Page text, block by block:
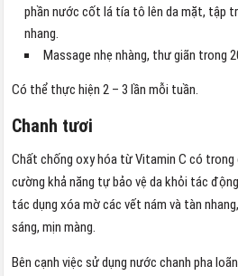
phần nước cốt lá tía tô lên da mặt, tập
nhang.
Massage nhẹ nhàng, thư giãn trong
Có thể thực hiện 2 – 3 lần mỗi tuần.
Chanh tươi
Chất chống oxy hóa từ Vitamin C có trong
cường khả năng tự bảo vệ da khỏi tác
tác dụng xóa mờ các vết nám và tàn
sáng, mịn màng.
Bên cạnh việc sử dụng nước chanh pha